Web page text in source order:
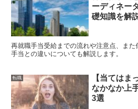
ーディネー
礎知識を解説
再就職手当受給までの流れや注意点、ま
手当との違いについても解説します。
転職
【当てはま
なかなか上
3選